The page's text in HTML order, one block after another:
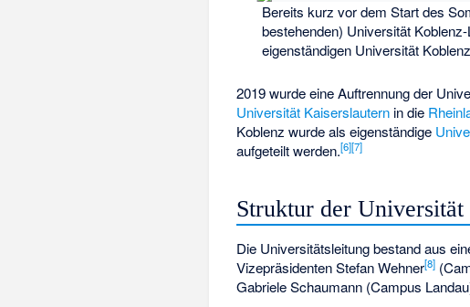
Bereits kurz vor dem Start des
bestehenden) Universität
eigenständigen Universität
2019 wurde eine Auftrennung der
Universität Kaiserslautern in die
Koblenz wurde als eigenständige
aufgeteilt werden.[6][7]
Struktur der Universität
Die Universitätsleitung bestand aus
VizepräsidentenStefan Wehner[8]
Gabriele Schaumann (Campus